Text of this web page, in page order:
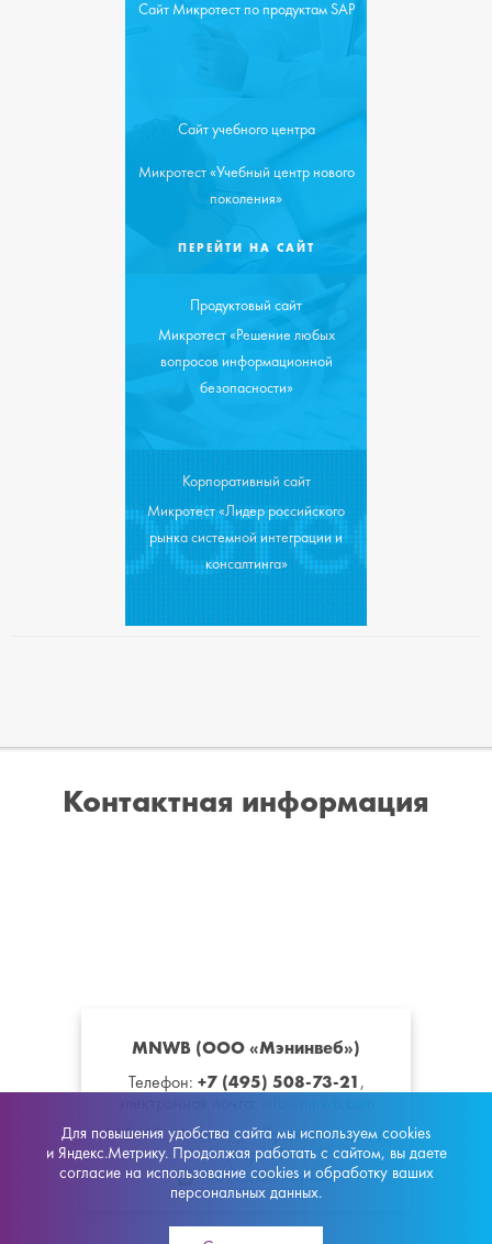
Сайт Микротест по продуктам SAP
Сайт учебного центра
Микротест «Учебный центр нового
поколения»
ПЕРЕЙТИ НА САЙТ
Продуктовый сайт
Микротест «Решение любых
вопросов информационной
безопасности»
Корпоративный сайт
Микротест «Лидер российского
рынка системной интеграции и
консалтинга»
Контактная информация
MNWB (ООО «Мэнинвеб»)
Телефон: +7 (495) 508-73-21,
115419,Москва,ул. Орджоникидзе, д.
11, стр. 11
На Яндекс.Картах
Для повышения удобства сайта мы используем cookies
и Яндекс.Метрику. Продолжая работать с сайтом, вы даете
согласие на использование cookies и обработку ваших
персональных данных.